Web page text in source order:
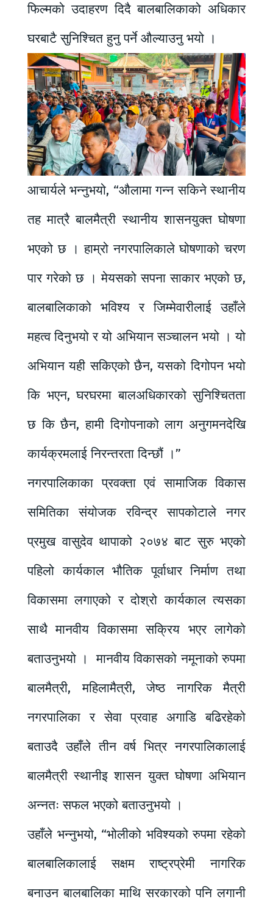
फिल्मको उदाहरण दिदै बालबालिकाको अधिकार
घरबाटै सुनिश्चित हुनु पर्ने औल्याउनु भयो ।
आचार्यले भन्नुभयो, “औलामा गन्न सकिने स्थानीय
तह मात्रै बालमैत्री स्थानीय शासनयुक्त घोषणा
भएको छ । हाम्रो नगरपालिकाले घोषणाको चरण
पार गरेको छ । मेयसको सपना साकार भएको छ,
बालबालिकाको भविश्य र जिम्मेवारीलाई उहाँले
महत्व दिनुभयो र यो अभियान सञ्चालन भयो । यो
अभियान यही सकिएको छैन, यसको दिगोपन भयो
कि भएन, घरघरमा बालअधिकारको सुनिश्चितता
छ कि छैन, हामी दिगोपनाको लाग अनुगमनदेखि
कार्यक्रमलाई निरन्तरता दिन्छौं ।”
नगरपालिकाका प्रवक्ता एवं सामाजिक विकास
समितिका संयोजक रविन्द्र सापकोटाले नगर
प्रमुख वासुदेव थापाको २०७४ बाट सुरु भएको
पहिलो कार्यकाल भौतिक पूर्वाधार निर्माण तथा
विकासमा लगाएको र दोश्रो कार्यकाल त्यसका
साथै मानवीय विकासमा सक्रिय भएर लागेको
बताउनुभयो । मानवीय विकासको नमूनाको रुपमा
बालमैत्री, महिलामैत्री, जेष्ठ नागरिक मैत्री
नगरपालिका र सेवा प्रवाह अगाडि बढिरहेको
बताउदै उहाँले तीन वर्ष भित्र नगरपालिकालाई
बालमैत्री स्थानीइ शासन युक्त घोषणा अभियान
अन्नतः सफल भएको बताउनुभयो ।
उहाँले भन्नुभयो, “भोलीको भविश्यको रुपमा रहेको
बालबालिकालाई सक्षम राष्ट्रप्रेमी नागरिक
बनाउन बालबालिका माथि सरकारको पनि लगानी